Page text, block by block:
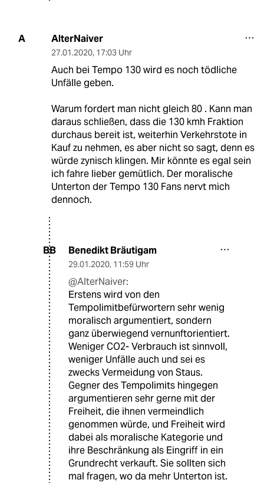
A AlterNaiver
27.01.2020, 17:03 Uhr
Auch bei Tempo 130 wird es noch tödliche
Unfälle geben.
Warum fordert man nicht gleich 80 . Kann man
daraus schließen, dass die 130 kmh Fraktion
durchaus bereit ist, weiterhin Verkehrstote in
Kauf zu nehmen, es aber nicht so sagt, denn es
würde zynisch klingen. Mir könnte es egal sein
ich fahre lieber gemütlich. Der moralische
Unterton der Tempo 130 Fans nervt mich
dennoch.
BB Benedikt Bräutigam
29.01.2020, 11:59 Uhr
@AlterNaiver:
Erstens wird von den
Tempolimitbefürwortern sehr wenig
moralisch argumentiert, sondern
ganz überwiegend vernunftorientiert.
Weniger CO2- Verbrauch ist sinnvoll,
weniger Unfälle auch und sei es
zwecks Vermeidung von Staus.
Gegner des Tempolimits hingegen
argumentieren sehr gerne mit der
Freiheit, die ihnen vermeindlich
genommen würde, und Freiheit wird
dabei als moralische Kategorie und
ihre Beschränkung als Eingriff in ein
Grundrecht verkauft. Sie sollten sich
mal fragen, wo da mehr Unterton ist.